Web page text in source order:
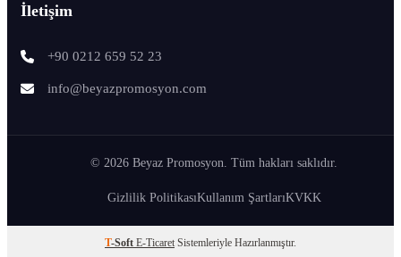
İletişim
+90 0212 659 52 23
info@beyazpromosyon.com
© 2026 Beyaz Promosyon. Tüm hakları saklıdır.
Gizlilik PolitikasıKullanım ŞartlarıKVKK
T-Soft E-Ticaret Sistemleriyle Hazırlanmıştır.